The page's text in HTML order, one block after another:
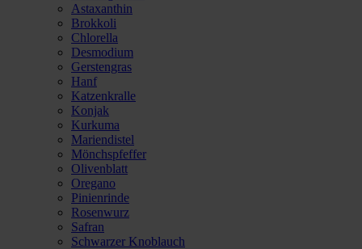
Astaxanthin
Brokkoli
Chlorella
Desmodium
Gerstengras
Hanf
Katzenkralle
Konjak
Kurkuma
Mariendistel
Mönchspfeffer
Olivenblatt
Oregano
Pinienrinde
Rosenwurz
Safran
Schwarzer Knoblauch